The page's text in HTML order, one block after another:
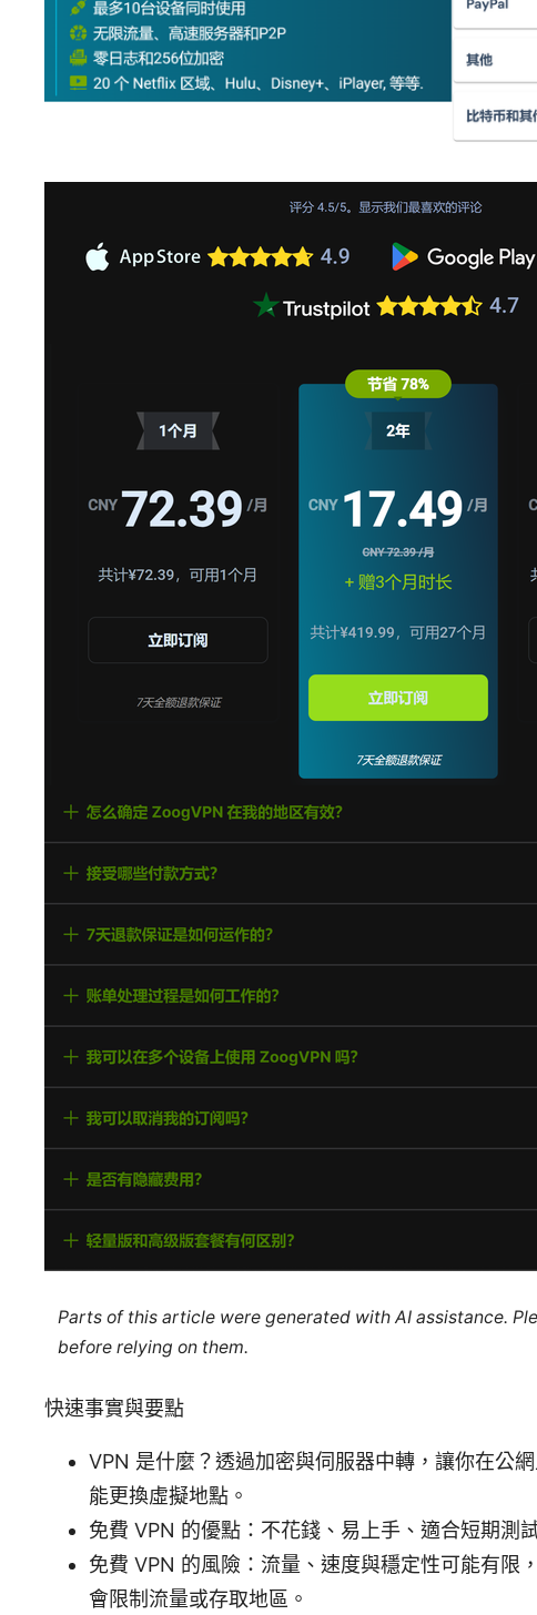
Parts of this article were generated with AI assistance.
before relying on them.
快速事實與要點
VPN 是什麼？透過加密與伺服器中轉，讓你在公
能更換虛擬地點。
免費 VPN 的優點：不花錢、易上手、適合短期測
免費 VPN 的風險：流量、速度與穩定性可能有限
會限制流量或存取地區。